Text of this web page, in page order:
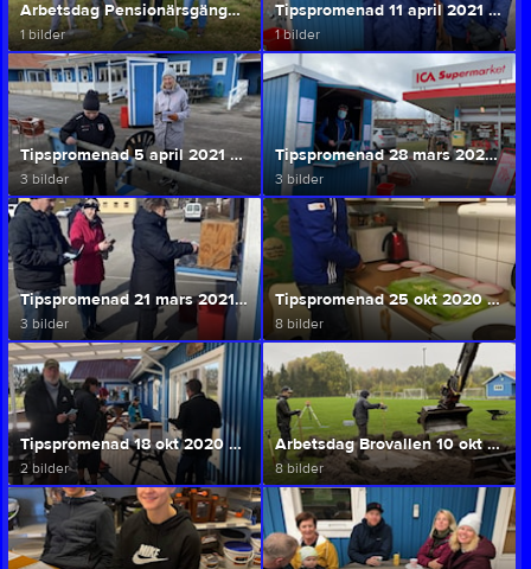
Arbetsdag Pensionärsgänget junior 12 april 2021
1 bilder
Tipspromenad 11 april 2021 Eriksons Chark
1 bilder
Tipspromenad 5 april 2021 Brovallen
3 bilder
Tipspromenad 28 mars 2021 ICA Supermarket
3 bilder
Tipspromenad 21 mars 2021 Nossebro Energi
3 bilder
Tipspromenad 25 okt 2020 Gerdas Bröd
8 bilder
Tipspromenad 18 okt 2020 Sparbanken Skaraborg
2 bilder
Arbetsdag Brovallen 10 okt 2020
8 bilder